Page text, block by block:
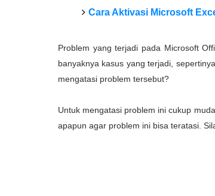
Cara Aktivasi Microsoft
Problem yang terjadi pada Microsoft
banyaknya kasus yang terjadi,
mengatasi problem tersebut?
Untuk mengatasi problem ini cukup
apapun agar problem ini bisa teratasi.